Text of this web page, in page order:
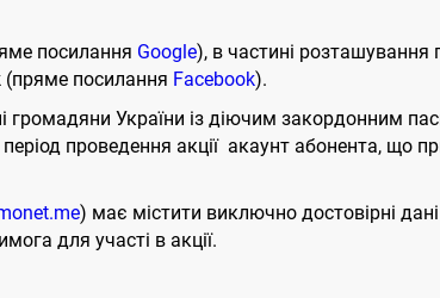
посилання Google), в частині розташування
(пряме посилання Facebook).
громадяни України із діючим закордонним
проведення акції акаунт абонента, що
) має містити виключно достовірні
для участі в акції.